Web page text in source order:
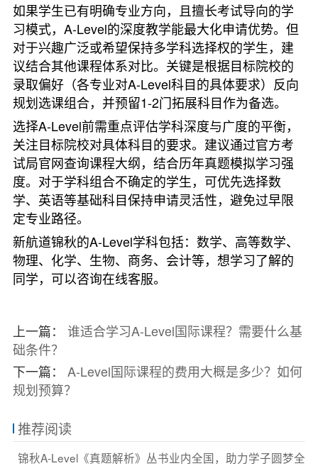
如果学生已有明确专业方向，且擅长考试导向的学
习模式，A-Level的深度教学能最大化申请优势。但
对于兴趣广泛或希望保持多学科选择权的学生，建
议结合其他课程体系对比。关键是根据目标院校的
录取偏好（各专业对A-Level科目的具体要求）反向
规划选课组合，并预留1-2门拓展科目作为备选。
选择A-Level前需重点评估学科深度与广度的平衡，
关注目标院校对具体科目的要求。建议通过官方考
试局官网查询课程大纲，结合历年真题模拟学习强
度。对于学科组合不确定的学生，可优先选择数
学、英语等基础科目保持申请灵活性，避免过早限
定专业路径。
新航道锦秋的A-Level学科包括：数学、高等数学、
物理、化学、生物、商务、会计等，想学习了解的
同学，可以咨询在线客服。
上一篇： 谁适合学习A-Level国际课程？需要什么基
础条件？
下一篇： A-Level国际课程的费用大概是多少？如何
规划预算？
推荐阅读
锦秋A-Level《真题解析》丛书业内全国，助力学子圆梦全